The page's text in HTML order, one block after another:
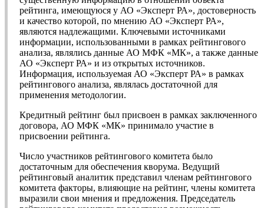
рейтинга, имеющуюся у АО «Эксперт РА», достоверность
и качество которой, по мнению АО «Эксперт РА»,
являются надлежащими. Ключевыми источниками
информации, использованными в рамках рейтингового
анализа, являлись данные АО МФК «МК», а также данные
АО «Эксперт РА» и из открытых источников.
Информация, используемая АО «Эксперт РА» в рамках
рейтингового анализа, являлась достаточной для
применения методологии.
Кредитный рейтинг был присвоен в рамках заключенного
договора, АО МФК «МК» принимало участие в
присвоении рейтинга.
Число участников рейтингового комитета было
достаточным для обеспечения кворума. Ведущий
рейтинговый аналитик представил членам рейтингового
комитета факторы, влияющие на рейтинг, члены комитета
выразили свои мнения и предложения. Председатель